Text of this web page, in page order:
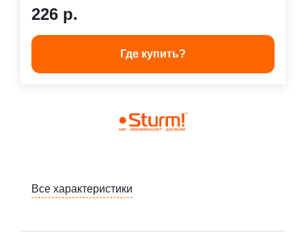
226 р.
Где купить?
Все характеристики